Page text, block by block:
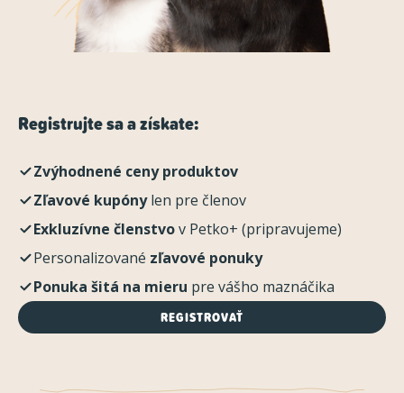
Registrujte sa a získate:
Zvýhodnené ceny produktov
Zľavové kupónylen pre členov
Exkluzívne členstvov Petko+ (pripravujeme)
Personalizované zľavové ponuky
Ponuka šitá na mieru pre vášho maznáčika
REGISTROVAŤ